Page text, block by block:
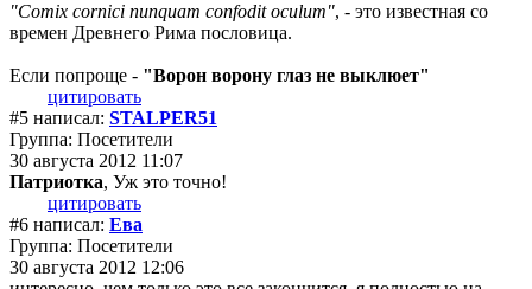
"Comix cornici nunquam confodit oculum", - это известная со
времен Древнего Рима пословица.
Если попроще - "Ворон ворону глаз не выклюет"
цитировать
#5 написал: STALPER51
Группа: Посетители
30 августа 2012 11:07
Патриотка, Уж это точно!
цитировать
#6 написал: Ева
Группа: Посетители
30 августа 2012 12:06